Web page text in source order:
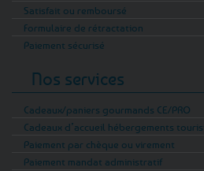
Satisfait ou remboursé
Formulaire de rétractation
Paiement sécurisé
Nos services
Cadeaux/paniers gourmands CE/PRO
Cadeaux d’accueil hébergements
Paiement par chèque ou virement
Paiement mandat administratif